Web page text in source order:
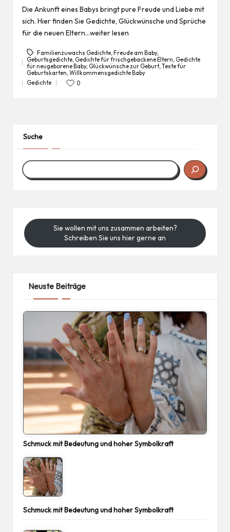
Die Ankunft eines Babys bringt pure Freude und Liebe mit
sich. Hier finden Sie Gedichte, Glückwünsche und Sprüche
für die neuen Eltern…weiter lesen
Tags:
Familienzuwachs Gedichte, Freude am Baby,
Geburtsgedichte, Gedichte für frischgebackene Eltern Gedichte
für neugeborene Baby, Glückwünsche zur Geburt, Texte für
Geburtskarten Willkommensgedichte Baby
Posted
Gedichte 0
Suche
Sie wollen mit uns zusammen arbeiten?
Schreiben Sie uns hier gerne an
Neuste Beiträge
Schmuck mit Bedeutung und hoher Symbolkraft
Schmuck mit Bedeutung und hoher Symbolkraft